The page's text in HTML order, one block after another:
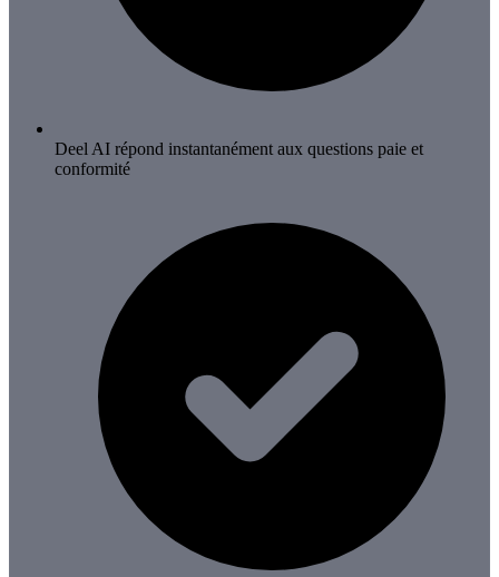
Deel AI répond instantanément aux questions paie et
conformité